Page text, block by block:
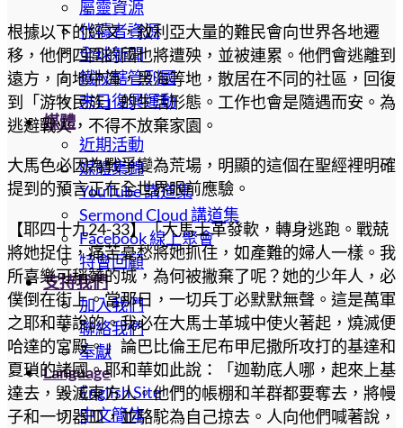
屬靈資源
代禱者資源
全球新聞
鐵杖轄管列國
末日復興運動
媒體
近期活動
媒體集錦
YouTube 講道集
Sermond Cloud 講道集
Facebook 線上聚會
特會回顧
支持我們
加入我們
聯絡我們
奉獻
Language
English Site
中文簡体
根據以下的經文，敘利亞大量的難民會向世界各地遷
移，他們四圍的國也將遭殃，並被連累。他們會逃離到
遠方，向地中海，黑海等地，散居在不同的社區，回復
到「游牧民族」的生活形態。工作也會是隨遇而安。為
逃避戰火，不得不放棄家園。
大馬色必因為戰爭變為荒場，明顯的這個在聖經裡明確
提到的預言正在全世界眼前應驗。
【耶四十九24-33】「大馬士革發軟，轉身逃跑。戰兢
將她捉住，痛苦憂愁將她抓住，如產難的婦人一樣。我
所喜樂可稱贊的城，為何被撇棄了呢？她的少年人，必
僕倒在街上。當那日，一切兵丁必默默無聲。這是萬軍
之耶和華說的。我必在大馬士革城中使火著起，燒滅便
哈達的宮殿。」論巴比倫王尼布甲尼撒所攻打的基達和
夏瑣的諸國。耶和華如此說：「迦勒底人哪，起來上基
達去，毀滅東方人。他們的帳棚和羊群都要奪去，將幔
子和一切器皿，並駱駝為自己掠去。人向他們喊著說，